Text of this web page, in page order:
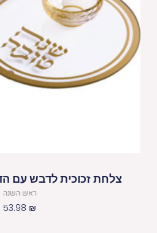
צלחת זכוכית לדבש עם
ראש השנה
53.98 ₪